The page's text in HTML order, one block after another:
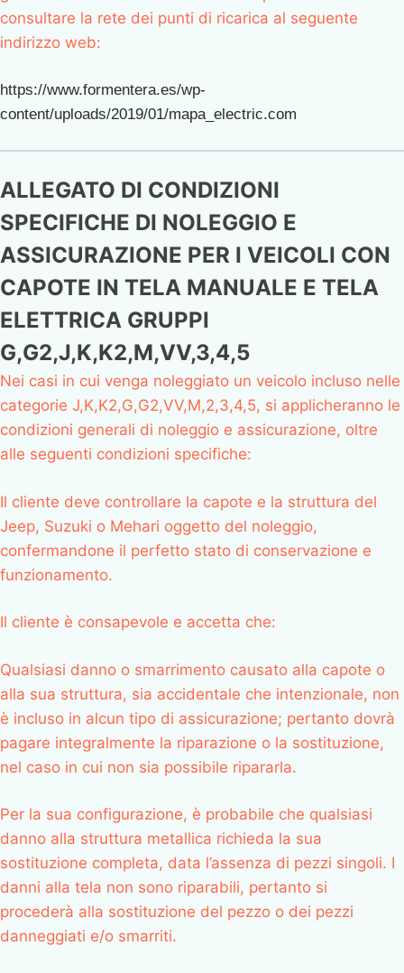
consultare la rete dei punti di ricarica al seguente
indirizzo web:
https://www.formentera.es/wp-
content/uploads/2019/01/mapa_electric.com
ALLEGATO DI CONDIZIONI
SPECIFICHE DI NOLEGGIO E
ASSICURAZIONE PER I VEICOLI CON
CAPOTE IN TELA MANUALE E TELA
ELETTRICA GRUPPI
G,G2,J,K,K2,M,VV,3,4,5
Nei casi in cui venga noleggiato un veicolo incluso nelle
categorie J,K,K2,G,G2,VV,M,2,3,4,5, si applicheranno le
condizioni generali di noleggio e assicurazione, oltre
alle seguenti condizioni specifiche:
Il cliente deve controllare la capote e la struttura del
Jeep, Suzuki o Mehari oggetto del noleggio,
confermandone il perfetto stato di conservazione e
funzionamento.
Il cliente è consapevole e accetta che:
Qualsiasi danno o smarrimento causato alla capote o
alla sua struttura, sia accidentale che intenzionale, non
è incluso in alcun tipo di assicurazione; pertanto dovrà
pagare integralmente la riparazione o la sostituzione,
nel caso in cui non sia possibile ripararla.
Per la sua configurazione, è probabile che qualsiasi
danno alla struttura metallica richieda la sua
sostituzione completa, data l’assenza di pezzi singoli. I
danni alla tela non sono riparabili, pertanto si
procederà alla sostituzione del pezzo o dei pezzi
danneggiati e/o smarriti.